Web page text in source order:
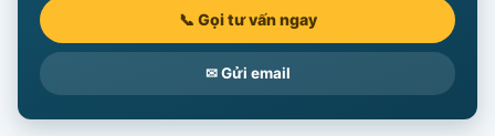
📞 Gọi tư vấn ngay
✉ Gửi email